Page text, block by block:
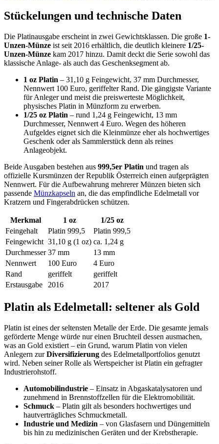
Stückelungen und technische Daten
Die Platinausgabe erscheint in zwei Gewichtsklassen. Die große 1-
Unzen-Münze ist seit 2016 erhältlich, die deutlich kleinere 1/25-
Unzen-Münze kam 2017 hinzu. Damit deckt die Serie sowohl das
klassische Anlage- als auch das Geschenksegment ab.
1 oz Platin – 31,10 g Feingewicht, 37 mm Durchmesser,
Nennwert 100 Euro, geriffelter Rand. Die gängigste Variante
für Anleger und meist die preiswerteste Möglichkeit,
physisches Platin in Münzform zu erwerben.
1/25 oz Platin – rund 1,24 g Feingewicht, 13 mm
Durchmesser, Nennwert 4 Euro. Wegen des höheren
Aufgeldes eignet sich die Kleinmünze eher als hochwertiges
Geschenk oder als Sammlerstück denn als reines
Anlageobjekt.
Beide Ausgaben bestehen aus 999,5er Platin und tragen als
offizielle Kursmünzen der Republik Österreich einen aufgeprägten
Nennwert. Für die Aufbewahrung mehrerer Münzen bieten sich
passende Münzkapseln an, die das empfindliche Edelmetall vor
Kratzern und Fingerabdrücken schützen.
Merkmal 1 oz
1/25 oz
Feingehalt
Platin 999,5
Platin 999,5
Feingewicht 31,10 g (1 oz) ca. 1,24 g
Durchmesser 37 mm
13 mm
Nennwert
100 Euro
4 Euro
Rand
geriffelt
geriffelt
Erstausgabe
2016 2017
Platin als Edelmetall: seltener als Gold
Platin ist eines der seltensten Metalle der Erde. Die gesamte jemals
geförderte Menge würde nur einen Bruchteil dessen ausmachen,
was an Gold existiert – ein Grund, warum Platin von vielen
Anlegern zurDiversifizierung des Edelmetallportfolios genutzt
wird. Neben seiner Rolle als Wertspeicher ist Platin ein gefragter
Industrierohstoff.
Automobilindustrie – Einsatz in Abgaskatalysatoren und
zunehmend in Brennstoffzellen für die Elektromobilität.
Schmuck – Platin gilt als besonders hochwertiges und
hautverträgliches Schmuckmetall.
Industrie und Medizin – von Glasfasern und Düngemitteln
bis hin zu medizinischen Geräten und der Krebstherapie.